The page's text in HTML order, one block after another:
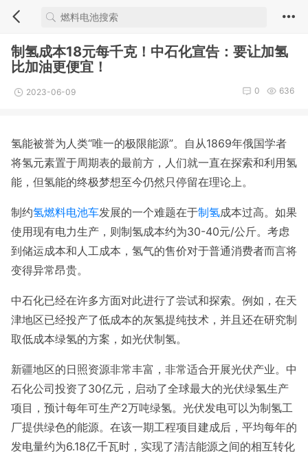
制氢成本18元每千克！中石化宣告：要让加氢
比加油更便宜！
2023-06-09 636
0
氢能被誉为人类“唯一的极限能源”。自从1869年俄国学者
将氢元素置于周期表的最前方，人们就一直在探索和利用氢
能，但氢能的终极梦想至今仍然只停留在理论上。
制约氢燃料电池车发展的一个难题在于制氢成本过高。如果
使用现有电力生产，则制氢成本约为30-40元/公斤。考虑
到储运成本和人工成本，氢气的售价对于普通消费者而言将
变得异常昂贵。
中石化已经在许多方面对此进行了尝试和探索。例如，在天
津地区已经投产了低成本的灰氢提纯技术，并且还在研究制
取低成本绿氢的方案，如光伏制氢。
新疆地区的日照资源非常丰富，非常适合开展光伏产业。中
石化公司投资了30亿元，启动了全球最大的光伏绿氢生产
项目，预计每年可生产2万吨绿氢。光伏发电可以为制氢工
厂提供绿色的能源。在该一期工程项目建成后，平均每年的
发电量约为6.18亿千瓦时，实现了清洁能源之间的相互转化